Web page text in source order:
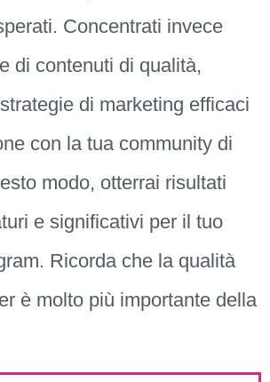
Concentrati invece
di contenuti di qualità,
di marketing efficaci
con la tua community di
modo, otterrai risultati
e significativi per il tuo
Ricorda che la qualità
è molto più importante della